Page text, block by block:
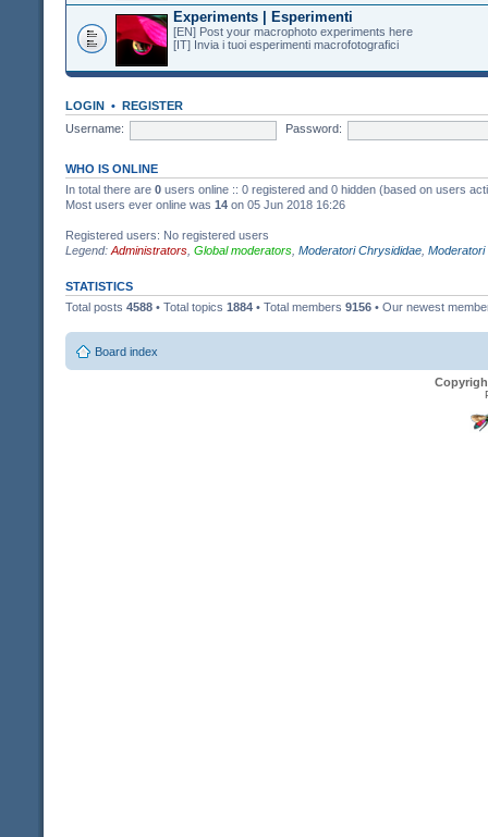
Experiments | Esperimenti
[EN] Post your macrophoto experiments here
[IT] Invia i tuoi esperimenti macrofotografici
LOGIN • REGISTER
Username:
Password:
WHO IS ONLINE
In total there are 0 users online :: 0 registered and 0 hidden (based on users
Most users ever online was 14 on 05 Jun 2018 16:26
Registered users: No registered users
Legend: Administrators Global moderators Moderatori Chrysididae
STATISTICS
Total posts 4588 • Total topics 1884 • Total members 9156 • Our newest
Board index